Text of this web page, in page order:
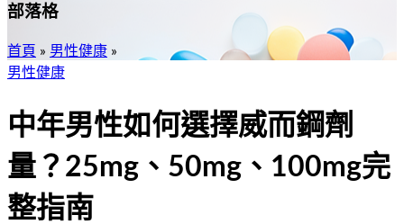
部落格
首頁 » 男性健康 »
男性健康
中年男性如何選擇威而鋼劑
量？25mg、50mg、100mg完
整指南